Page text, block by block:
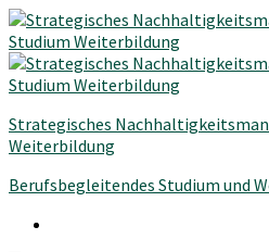
Strategisches
Weiterbildung
Berufsbegleitendes Studium und